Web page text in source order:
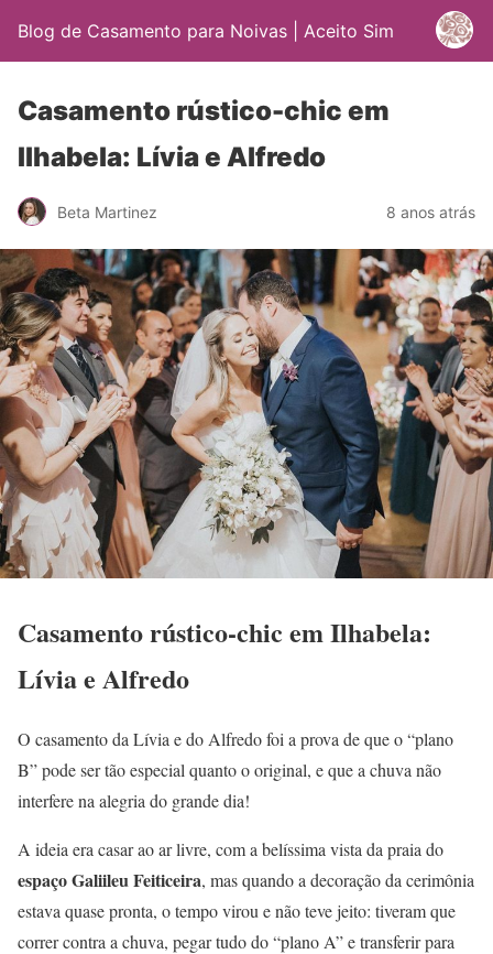
Blog de Casamento para Noivas | Aceito Sim
Casamento rústico-chic em
Ilhabela: Lívia e Alfredo
Beta Martinez 8 anos atrás
Casamento rústico-chic em Ilhabela:
Lívia e Alfredo
O casamento da Lívia e do Alfredo foi a prova de que o “plano
B” pode ser tão especial quanto o original, e que a chuva não
interfere na alegria do grande dia!
A ideia era casar ao ar livre, com a belíssima vista da praia do
espaço Galiileu Feiticeira, mas quando a decoração da cerimônia
estava quase pronta, o tempo virou e não teve jeito: tiveram que
correr contra a chuva, pegar tudo do “plano A” e transferir para